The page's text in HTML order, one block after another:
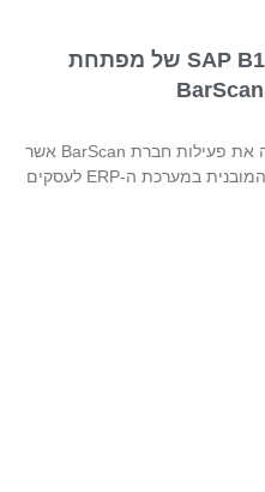
טופ גרופ רכשה את פעילות SAP B1 של מפתחת
קבוצת טופ (טופ גרופ) רכשה באחרונה את פעילות חברת BarScan אשר
פיתחה מערכת לניהול ארכיון דיגיטלי המובנית במערכת ה-ERP לעסקים